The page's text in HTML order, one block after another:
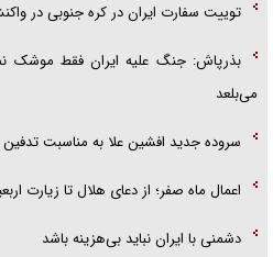
توییت سفارت ایران در کره جنوبی در
بذرپاش: ‏جنگ علیه ایران فقط موشک
می‌بلعد
سروده جدید افشین علا به مناسبت
اعمال ماه صفر؛ از دعای هلال تا زیارت
دشمنی با ایران نباید بی‌هزینه باشد